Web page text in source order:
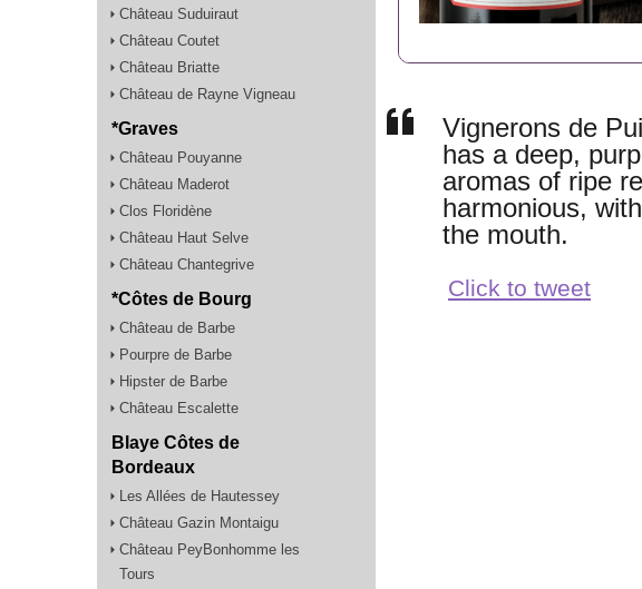
Château Suduiraut
Château Coutet
Château Briatte
Château de Rayne Vigneau
*Graves
Château Pouyanne
Château Maderot
Clos Floridène
Château Haut Selve
Château Chantegrive
*Côtes de Bourg
Château de Barbe
Pourpre de Barbe
Hipster de Barbe
Château Escalette
Blaye Côtes de
Bordeaux
Les Allées de Hautessey
Château Gazin Montaigu
Château PeyBonhomme les
Tours
Vignerons de
has a deep,
aromas of ripe
harmonious,
the mouth.
Click to tweet